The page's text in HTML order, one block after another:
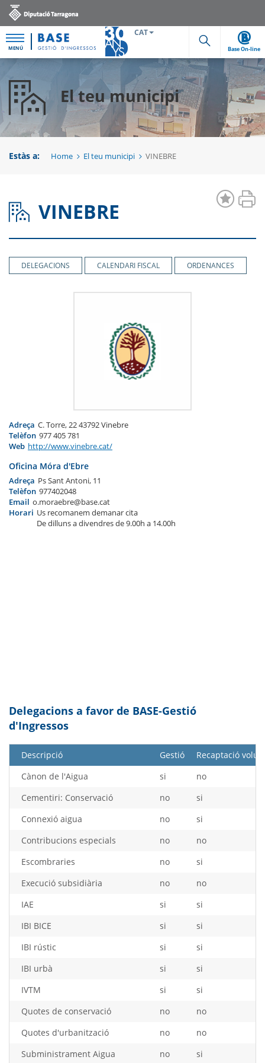
MENÚ
CAT
Cerca
Base On-line
El teu municipi
Estàs a: Home El teu municipi VINEBRE
VINEBRE
DELEGACIONS CALENDARI FISCAL ORDENANCES
Adreça C. Torre, 22 43792 Vinebre
Telèfon 977 405 781
Web http://www.vinebre.cat/
Oficina Móra d'Ebre
Adreça Ps Sant Antoni, 11
Telèfon 977402048
Email o.moraebre@base.cat
Horari Us recomanem demanar cita
De dilluns a divendres de 9.00h a 14.00h
Delegacions a favor de BASE-Gestió
d'Ingressos
Descripció Gestió
Recaptació
Cànon de l'Aigua
si
no
Cementiri: Conservació
no
si
Connexió aigua
no
si
Contribucions especials
no
no
Escombraries
no
si
Execució subsidiària
no
no
IAE
si
si
IBI BICE
si
si
IBI rústic
si
si
IBI urbà
si
si
IVTM
si
si
Quotes de conservació
no
no
Quotes d'urbanització
no
no
Subministrament Aigua
no si